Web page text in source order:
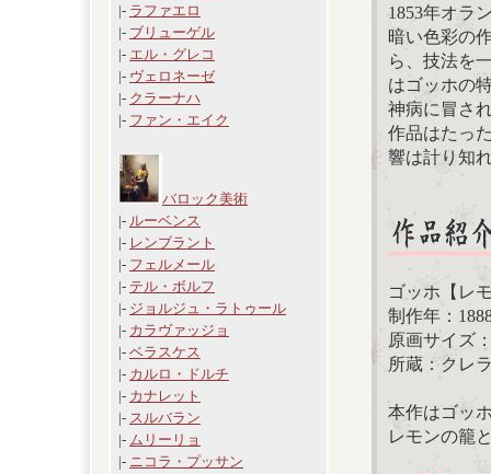
|- ラファエロ
|- ブリューゲル
|- エル・グレコ
|- ヴェロネーゼ
|- クラーナハ
|- ファン・エイク
バロック美術
|- ルーベンス
|- レンブラント
|- フェルメール
|- テル・ボルフ
|- ジョルジュ・ラトゥール
|- カラヴァッジョ
|- ベラスケス
|- カルロ・ドルチ
|- カナレット
|- スルバラン
|- ムリーリョ
|- ニコラ・プッサン
1853年オラ
暗い色彩の
ら、技法を
はゴッホの
神病に冒さ
作品はたっ
響は計り知
ゴッホ【レ
制作年：
原画サイズ
所蔵：クレ
本作はゴッ
レモンの籠